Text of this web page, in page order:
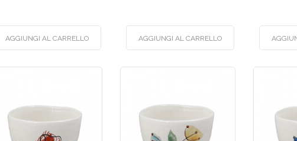
AGGIUNGI AL CARRELLO AGGIUNGI AL CARRELLO